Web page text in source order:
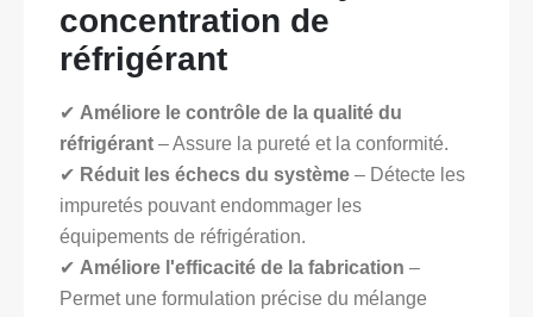
concentration de
réfrigérant
✔ Améliore le contrôle de la qualité du
réfrigérant – Assure la pureté et la conformité.
✔ Réduit les échecs du système – Détecte les
impuretés pouvant endommager les
équipements de réfrigération.
✔ Améliore l'efficacité de la fabrication –
Permet une formulation précise du mélange